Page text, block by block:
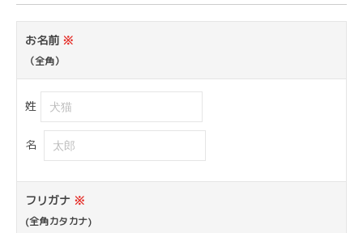
お名前 ※
（全角）
姓
名
フリガナ ※
(全角カタカナ)